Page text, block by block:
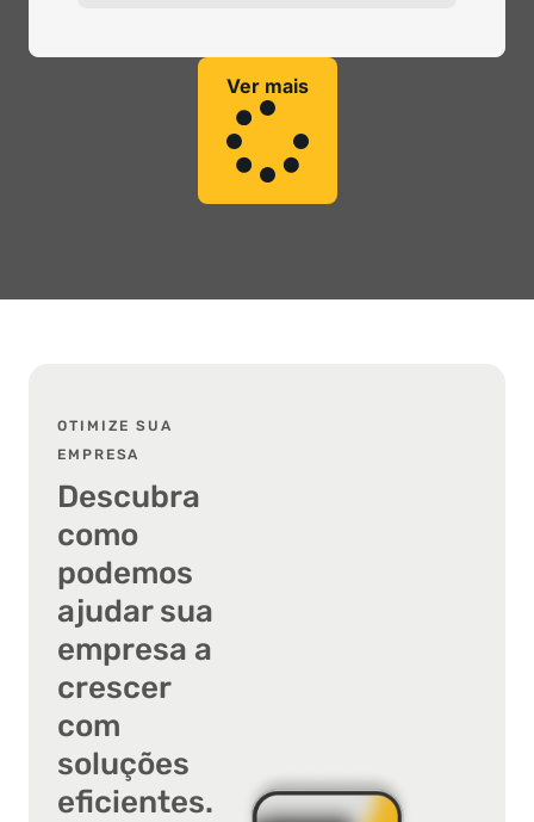
Ver mais
OTIMIZE SUA
EMPRESA
Descubra
como
podemos
ajudar sua
empresa a
crescer
com
soluções
eficientes.